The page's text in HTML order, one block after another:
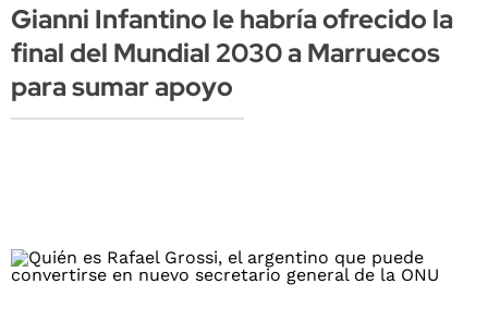
Gianni Infantino le habría ofrecido la
final del Mundial 2030 a Marruecos
para sumar apoyo